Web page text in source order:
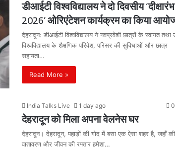
डीआईटी विश्वविद्यालय ने दो दिवसीय ‘दीक्षारंभ
2026’ ओरिएंटेशन कार्यक्रम का किया
देहरादून: डीआईटी विश्वविद्यालय ने नवप्रवेशी छात्रों के स्वागत तथा
विश्वविद्यालय के शैक्षणिक परिवेश, परिसर की सुविधाओं और छात्र
सहायता…
Read More »
India Talks Live 1 day ago 0
देहरादून को मिला अपना वेलनेस घर
देहरादून। देहरादून, पहाड़ों की गोद में बसा एक ऐसा शहर है, जहाँ की
वातावरण और जीवन की रफ्तार हमेशा…